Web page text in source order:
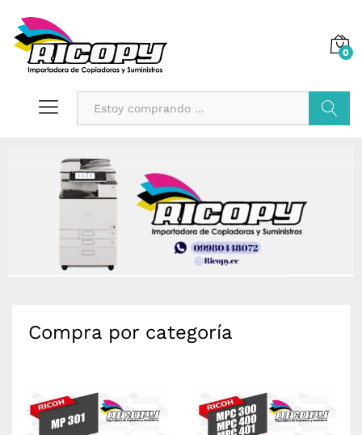
0
Compra por categoría